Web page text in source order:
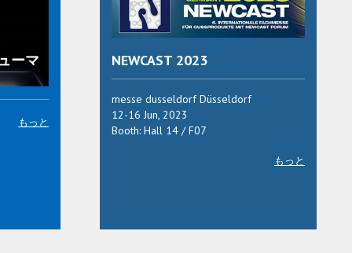
ーマ
もっと
NEWCAST 2023
messe dusseldorf Düsseldorf
12-16 Jun, 2023
Booth: Hall 14 / F07
もっと